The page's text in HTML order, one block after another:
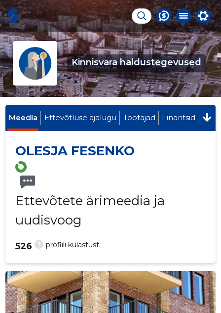
Kinnisvara haldustegevused
Meedia Ettevõtluse ajalugu Töötajad Finantsid
OLESJA FESENKO
Ettevõtete ärimeedia ja
uudisvoog
? profiili külastust
526